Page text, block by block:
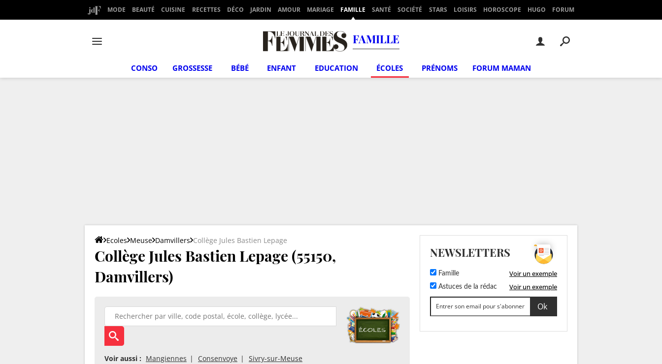
MODE BEAUTÉ CUISINE RECETTES DÉCO JARDIN AMOUR MARIAGE FAMILLE SANTÉ SOCIÉTÉ STARS LOISIRS HOROSCOPE HUGO FORUM
FAMILLE
CONSO GROSSESSE BÉBÉ ENFANT EDUCATION ÉCOLES PRÉNOMS FORUM MAMAN
Ecoles Meuse Damvillers Collège Jules Bastien Lepage
Collège Jules Bastien Lepage (55150,
Damvillers)
Voir aussi : Mangiennes Consenvoye Sivry-sur-Meuse
NEWSLETTERS
Famille Voir un exemple
Astuces de la rédac Voir un exemple